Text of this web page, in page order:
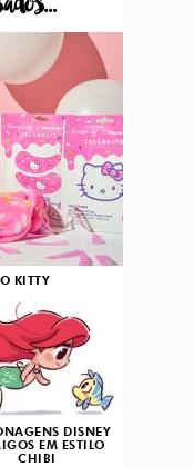
KITTY
DISNEY
EM ESTILO
CHIBI